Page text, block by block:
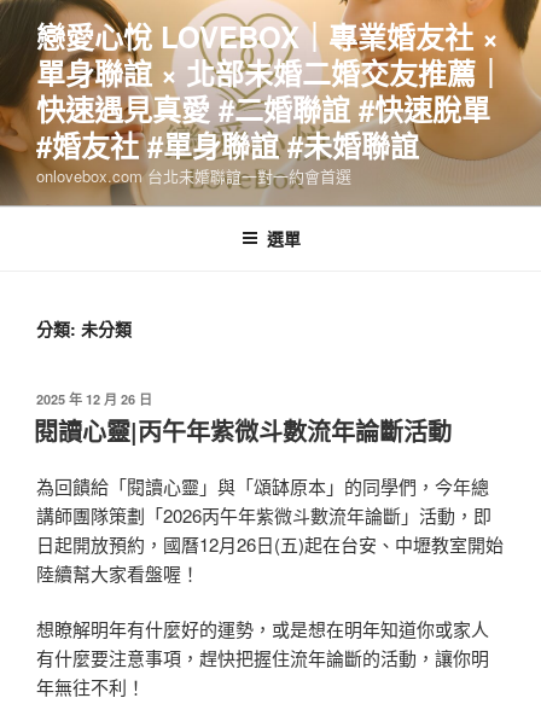
跳
主
要
內
容
戀愛心悅 LOVEBOX｜專業婚友社 ×
單身聯誼 × 北部未婚二婚交友推薦｜
快速遇見真愛 #二婚聯誼 #快速脫單
#婚友社 #單身聯誼 #未婚聯誼
onlovebox.com 台北未婚聯誼一對一約會首選
選單
分類: 未分類
發
佈
於
2025 年 12 月 26 日
閱讀心靈|丙午年紫微斗數流年論斷活動
為回饋給「閱讀心靈」與「頌缽原本」的同學們，今年總
講師團隊策劃「2026丙午年紫微斗數流年論斷」活動，即
日起開放預約，國曆12月26日(五)起在台安、中壢教室開始
陸續幫大家看盤喔！
想瞭解明年有什麼好的運勢，或是想在明年知道你或家人
有什麼要注意事項，趕快把握住流年論斷的活動，讓你明
年無往不利！